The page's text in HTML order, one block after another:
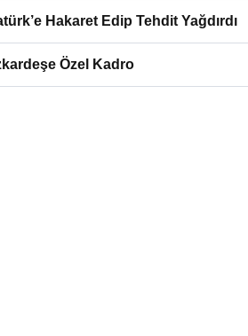
Hakaret Edip Tehdit Yağdırdı
Özel Kadro